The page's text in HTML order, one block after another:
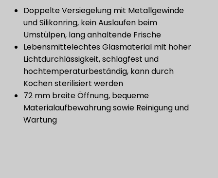
Doppelte Versiegelung mit Metallgewinde
und Silikonring, kein Auslaufen beim
Umstülpen, lang anhaltende Frische
Lebensmittelechtes Glasmaterial mit hoher
Lichtdurchlässigkeit, schlagfest und
hochtemperaturbeständig, kann durch
Kochen sterilisiert werden
72 mm breite Öffnung, bequeme
Materialaufbewahrung sowie Reinigung und
Wartung